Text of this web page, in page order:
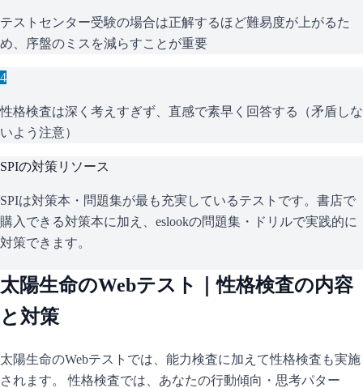
テストセンター受験の場合は正解するほど難易度が上がるた
め、序盤のミスを減らすことが重要
4
性格検査は深く考えすぎず、直感で素早く回答する（矛盾しな
いよう注意）
SPIの対策リソース
SPIは対策本・問題集が最も充実しているテストです。書店で
購入できる対策本に加え、eslookの問題集・ドリルで実践的に
対策できます。
太陽生命のWebテスト｜性格検査の内容
と対策
太陽生命のWebテストでは、能力検査に加えて性格検査も実施
されます。 性格検査では、あなたの行動傾向・思考パター